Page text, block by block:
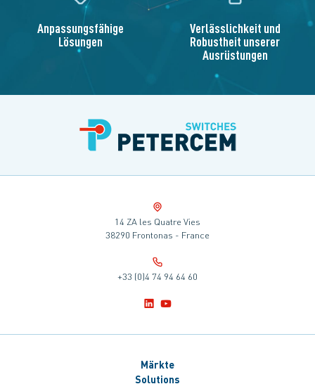
Anpassungsfähige
Lösungen
Verlässlichkeit und
Robustheit unserer
Ausrüstungen
14 ZA les Quatre Vies
38290 Frontonas - France
+33 (0)4 74 94 64 60
Märkte
Solutions